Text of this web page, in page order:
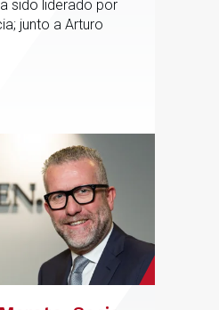
sido liderado por
junto a Arturo